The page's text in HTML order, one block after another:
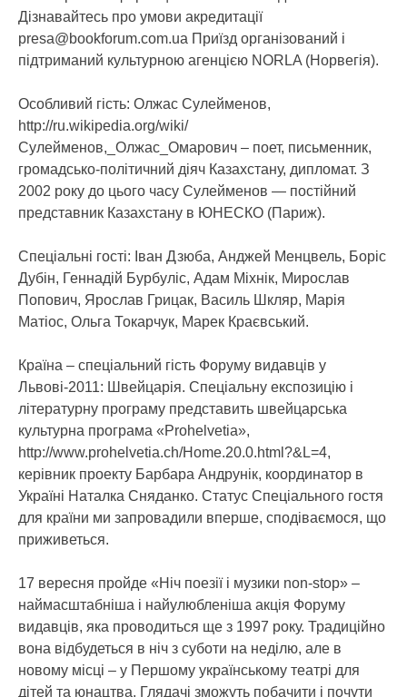
Дізнавайтесь про умови акредитації
presa@bookforum.com.ua Приїзд організований і
підтриманий культурною агенцією NORLA (Норвегія).
Особливий гість: Олжас Сулейменов,
http://ru.wikipedia.org/wiki/
Сулейменов,_Олжас_Омарович – поет, письменник,
громадсько-політичний діяч Казахстану, дипломат. З
2002 року до цього часу Сулейменов — постійний
представник Казахстану в ЮНЕСКО (Париж).
Спеціальні гості: Іван Дзюба, Анджей Менцвель, Боріс
Дубін, Геннадій Бурбуліс, Адам Міхнік, Мирослав
Попович, Ярослав Грицак, Василь Шкляр, Марія
Матіос, Ольга Токарчук, Марек Краєвський.
Країна – спеціальний гість Форуму видавців у
Львові-2011: Швейцарія. Спеціальну експозицію і
літературну програму представить швейцарська
культурна програма «Prohelvetia»,
http://www.prohelvetia.ch/Home.20.0.html?&L=4,
керівник проекту Барбара Андрунік, координатор в
Україні Наталка Сняданко. Статус Спеціального гостя
для країни ми запровадили вперше, сподіваємося, що
приживеться.
17 вересня пройде «Ніч поезії і музики non-stop» –
наймасштабніша і найулюбленіша акція Форуму
видавців, яка проводиться ще з 1997 року. Традиційно
вона відбудеться в ніч з суботи на неділю, але в
новому місці – у Першому українському театрі для
дітей та юнацтва. Глядачі зможуть побачити і почути